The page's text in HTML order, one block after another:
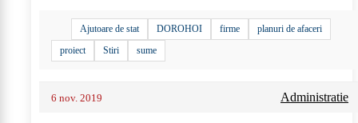
Ajutoare de stat DOROHOI firme
planuri de afaceri
proiect
Stiri sume
6 nov. 2019 Administratie